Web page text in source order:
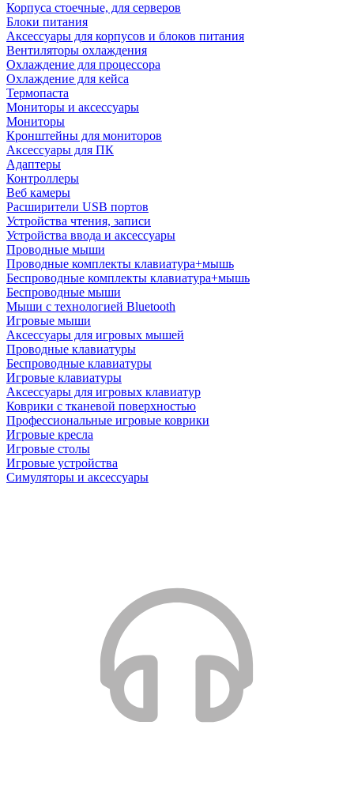
Корпуса стоечные, для серверов
Блоки питания
Аксессуары для корпусов и блоков питания
Вентиляторы охлаждения
Охлаждение для процессора
Охлаждение для кейса
Термопаста
Мониторы и аксессуары
Мониторы
Кронштейны для мониторов
Аксессуары для ПК
Адаптеры
Контроллеры
Веб камеры
Расширители USB портов
Устройства чтения, записи
Устройства ввода и аксессуары
Проводные мыши
Проводные комплекты клавиатура+мышь
Беспроводные комплекты клавиатура+мышь
Беспроводные мыши
Мыши с технологией Bluetooth
Игровые мыши
Аксессуары для игровых мышей
Проводные клавиатуры
Беспроводные клавиатуры
Игровые клавиатуры
Аксессуары для игровых клавиатур
Коврики с тканевой поверхностью
Профессиональные игровые коврики
Игровые кресла
Игровые столы
Игровые устройства
Симуляторы и аксессуары